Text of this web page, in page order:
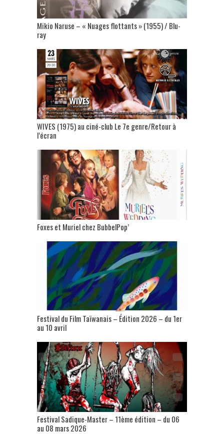
Mikio Naruse – « Nuages flottants » (1955) / Blu-
ray
WIVES (1975) au ciné-club Le 7e genre/Retour à
l’écran
Foxes et Muriel chez BubbelPop’
Festival du Film Taïwanais – Édition 2026 – du 1er
au 10 avril
Festival Sadique-Master – 11ème édition – du 06
au 08 mars 2026